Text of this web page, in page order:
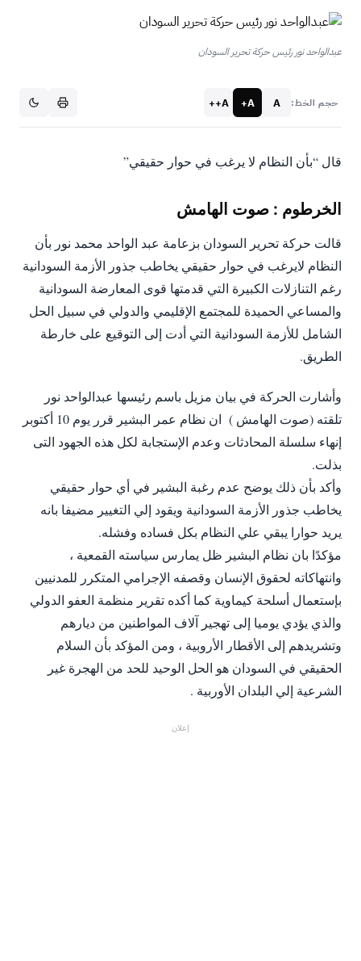
عبدالواحد نور رئيس حركة تحرير السودان
حجم الخط: A
A+
A++
قال “بأن النظام لا يرغب في حوار حقيقي”
الخرطوم : صوت الهامش
قالت حركة تحرير السودان بزعامة عبد الواحد محمد نور بأن
النظام لايرغب في حوار حقيقي يخاطب جذور الأزمة السودانية
رغم التنازلات الكبيرة التي قدمتها قوى المعارضة السودانية
والمساعي الحميدة للمجتمع الإقليمي والدولي في سبيل الحل
الشامل للأزمة السودانية التي أدت إلى التوقيع على خارطة
الطريق.
وأشارت الحركة في بيان مزيل باسم رئيسها عبدالواحد نور
تلقته (صوت الهامش ) ان نظام عمر البشير قرر يوم 10 أكتوبر
إنهاء سلسلة المحادثات وعدم الإستجابة لكل هذه الجهود التى
بذلت.
وأكد بأن ذلك يوضح عدم رغبة البشير في أي حوار حقيقي
يخاطب جذور الأزمة السودانية ويقود إلي التغيير مضيفا بانه
يريد حوارا يبقي علي النظام بكل فساده وفشله.
مؤكدًا بان نظام البشير ظل يمارس سياسته القمعية ،
وانتهاكاته لحقوق الإنسان وقصفه الإجرامي المتكرر للمدنيين
بإستعمال أسلحة كيماوية كما أكده تقرير منظمة العفو الدولي
والذي يؤدي يوميا إلى تهجير آلاف المواطنين من ديارهم
وتشريدهم إلى الأقطار الأروبية ، ومن المؤكد بأن السلام
الحقيقي في السودان هو الحل الوحيد للحد من الهجرة غير
الشرعية إلي البلدان الأوربية .
إعلان